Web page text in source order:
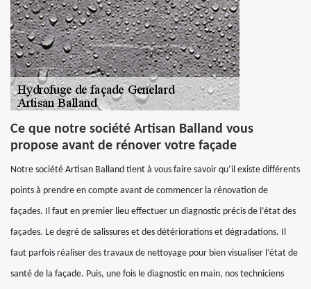
Ce que notre société Artisan Balland vous
propose avant de rénover votre façade
Notre société Artisan Balland tient à vous faire savoir qu’il existe différents
points à prendre en compte avant de commencer la rénovation de
façades. Il faut en premier lieu effectuer un diagnostic précis de l’état des
façades. Le degré de salissures et des détériorations et dégradations. Il
faut parfois réaliser des travaux de nettoyage pour bien visualiser l’état de
santé de la façade. Puis, une fois le diagnostic en main, nos techniciens